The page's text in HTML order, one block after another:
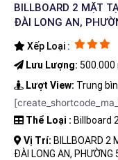
BILLBOARD 2 MẶT
ĐÀI LONG AN,
Xếp Loại :
Lưu Lượng:
Lượt View: Trung
Thể Loại : Billboard
Vị Trí: BILLBOARD 2
ĐÀI LONG AN, PHƯỜNG